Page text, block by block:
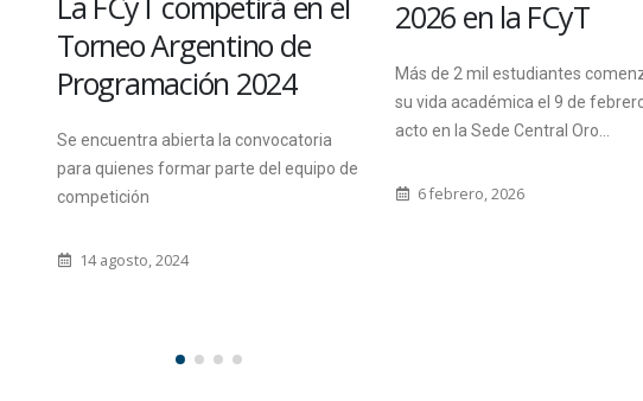
Torneo Argentino de
Programación 2024
Se encuentra abierta la convocatoria
para quienes formar parte del equipo de
competición
14 agosto, 2024
2026 en la FCyT
Más de 2 mil estudiantes
su vida académica el 9 de
acto en la Sede Central Oro...
6 febrero, 2026